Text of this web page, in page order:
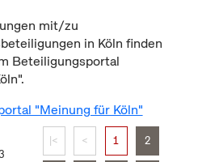
mit/zu
in Köln finden
Beteiligungsportal
"Meinung für Köln"
|< < 1 2